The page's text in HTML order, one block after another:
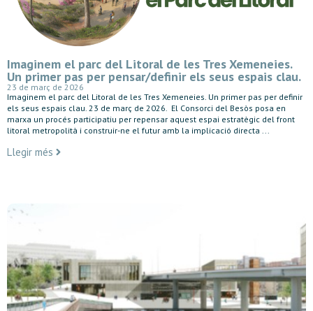
Imaginem el parc del Litoral de les Tres Xemeneies.
Un primer pas per pensar/definir els seus espais clau.
23 de març de 2026
Imaginem el parc del Litoral de les Tres Xemeneies. Un primer pas per definir
els seus espais clau. 23 de març de 2026. El Consorci del Besòs posa en
marxa un procés participatiu per repensar aquest espai estratègic del front
litoral metropolità i construir-ne el futur amb la implicació directa ...
Llegir més